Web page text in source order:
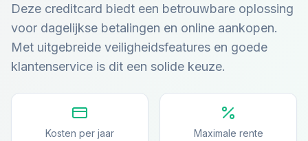
Deze creditcard biedt een betrouwbare oplossing
voor dagelijkse betalingen en online aankopen.
Met uitgebreide veiligheidsfeatures en goede
klantenservice is dit een solide keuze.
Kosten per jaar Maximale rente